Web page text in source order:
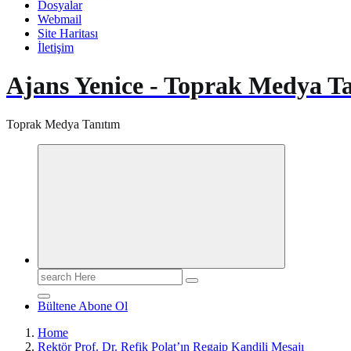
Dosyalar
Webmail
Site Haritası
İletişim
Ajans Yenice - Toprak Medya
Toprak Medya Tanıtım
Search
for:
Bültene Abone Ol
Home
Rektör Prof. Dr. Refik Polat’ın Regaip Kandili Mesajı